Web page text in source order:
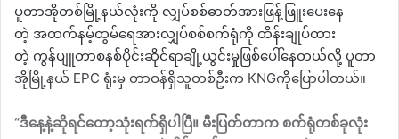
ပူတာအိုတစ်မြို့နယ်လုံးကို လျှပ်စစ်ဓာတ်အားဖြန့်ဖြူးပေးနေ
တဲ့ အထက်နမ့်ထွမ်ရေအားလျှပ်စစ်စက်ရုံကို ထိန်းချုပ်ထား
တဲ့ ကွန်ပျူတာစနစ်ပိုင်းဆိုင်ရာချို့ယွင်းမှုဖြစ်ပေါ်နေတယ်လို့ ပူတာ
အိုမြို့နယ် EPC ရုံးမှ တာဝန်ရှိသူတစ်ဦးက KNGကိုပြောပါတယ်။
“ဒီနေ့နဲ့ဆိုရင်တော့သုံးရက်ရှိပါပြီ။ မီးပြတ်တာက စက်ရုံတစ်ခုလုံး